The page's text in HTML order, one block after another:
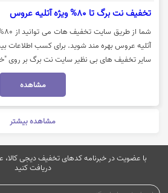
تخفیف نت برگ تا 80% ویژه آتلیه عروس
آتلیه عروس بهره مند شوید. برای کسب اطلاعات
سایر تخفیف های بی نظیر سایت نت برگ بر روی
مشاهده
مشاهده بیشتر
با عضویت در خبرنامه کدهای تخفیف دیجی کالا،
دریافت کنید